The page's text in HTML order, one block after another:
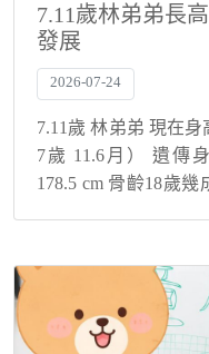
7.11歲林弟弟長
發展
2026-07-24
7.11歲 林弟弟 現在身
7歲 11.6月） 遺傳
178.5 cm 骨齡18歲